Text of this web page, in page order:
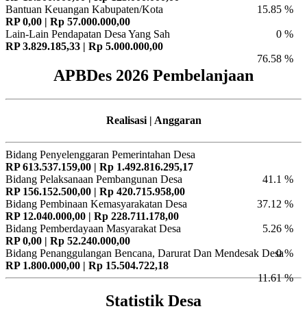
15.85 %
Bantuan Keuangan Kabupaten/Kota
RP 0,00 | Rp 57.000.000,00
0 %
Lain-Lain Pendapatan Desa Yang Sah
RP 3.829.185,33 | Rp 5.000.000,00
76.58 %
APBDes 2026 Pembelanjaan
Realisasi | Anggaran
Bidang Penyelenggaran Pemerintahan Desa
RP 613.537.159,00 | Rp 1.492.816.295,17
41.1 %
Bidang Pelaksanaan Pembangunan Desa
RP 156.152.500,00 | Rp 420.715.958,00
37.12 %
Bidang Pembinaan Kemasyarakatan Desa
RP 12.040.000,00 | Rp 228.711.178,00
5.26 %
Bidang Pemberdayaan Masyarakat Desa
RP 0,00 | Rp 52.240.000,00
0 %
Bidang Penanggulangan Bencana, Darurat Dan Mendesak Desa
RP 1.800.000,00 | Rp 15.504.722,18
11.61 %
Statistik Desa